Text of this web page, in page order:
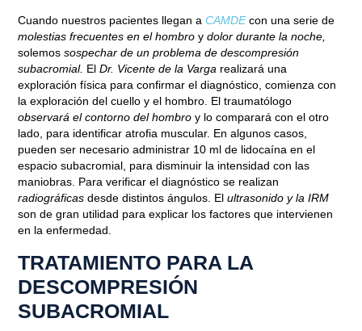
Cuando nuestros pacientes llegan aCAMDE con una serie de
molestias frecuentes en el hombro ydolor durante la noche,
solemossospechar de un problema de descompresión
subacromial. ElDr. Vicente de la Varga realizará una
exploración física para confirmar el diagnóstico, comienza con
la exploración del cuello y el hombro. El traumatólogo
observará el contorno del hombro y lo comparará con el otro
lado, para identificar atrofia muscular. En algunos casos,
pueden ser necesario administrar 10 ml de lidocaína en el
espacio subacromial, para disminuir la intensidad con las
maniobras. Para verificar el diagnóstico se realizan
radiográficas desde distintos ángulos. Elultrasonido y la IRM
son de gran utilidad para explicar los factores que intervienen
en la enfermedad.
TRATAMIENTO PARA LA
DESCOMPRESIÓN
SUBACROMIAL